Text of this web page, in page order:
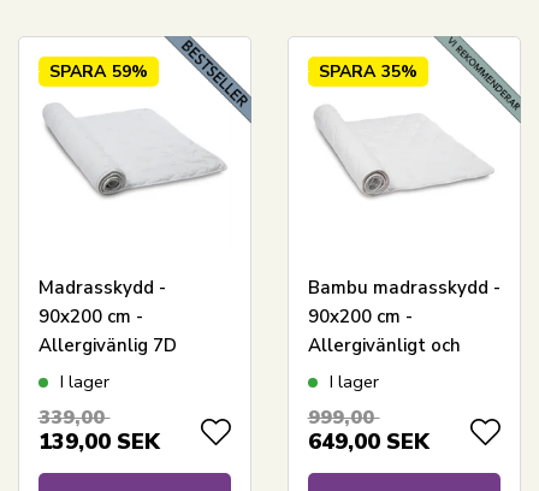
SPARA 59%
Madrasskydd -
90x200 cm -
Allergivänlig 7D
mikrofiber - Zen Sleep
I lager
339,00
139,00 SEK
SPARA 35%
Bambu madrasskydd -
90x200 cm -
Allergivänligt och
temperaturreglerande
Nature By Borg
I lager
999,00
649,00 SEK